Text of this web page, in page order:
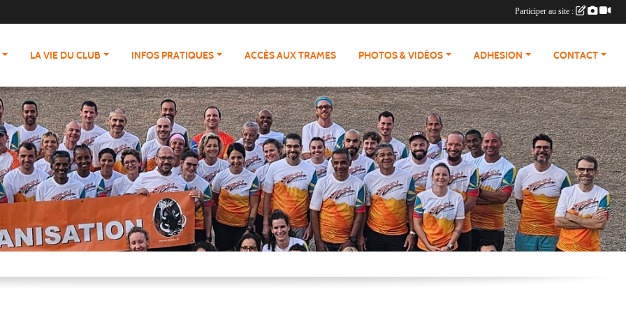
LA VIE DU CLUB INFOS PRATIQUES ACCÈS AUX TRAMES PHOTOS & VIDÉOS ADHESION CONTACT
Participer au site :